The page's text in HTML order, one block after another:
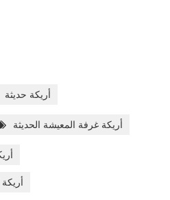
أريكة حديثة
أريكة غرفة المعيشة الحديثة